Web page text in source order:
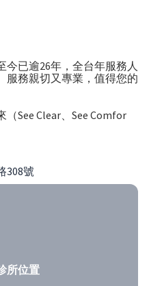
今已逾26年，全台年服務人
服務親切又專業，值得您的
See Clear、See Comfor
308號
所位置